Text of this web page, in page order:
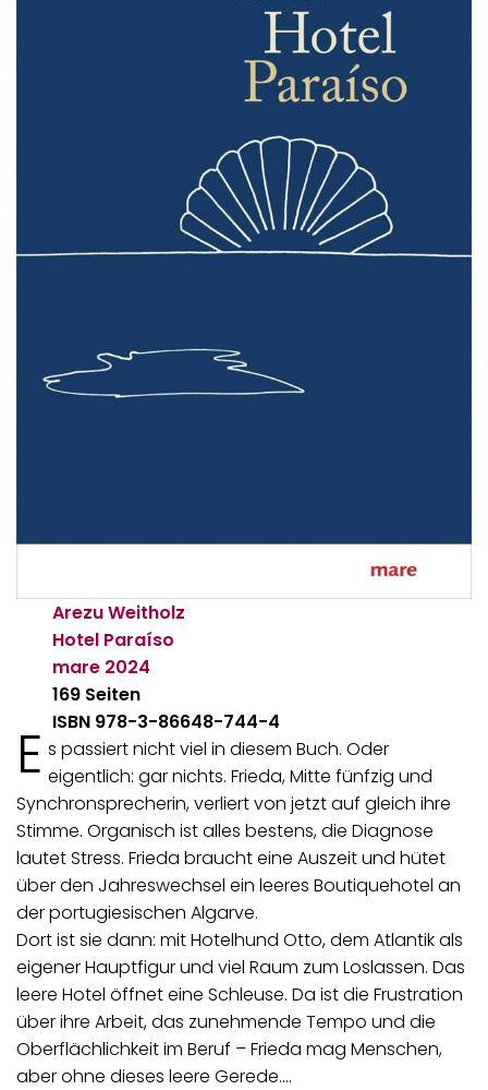
Arezu Weitholz
Hotel Paraíso
mare 2024
169 Seiten
ISBN 978-3-86648-744-4
E s passiert nicht viel in diesem Buch. Oder
eigentlich: gar nichts. Frieda, Mitte fünfzig und
Synchronsprecherin, verliert von jetzt auf gleich ihre
Stimme. Organisch ist alles bestens, die Diagnose
lautet Stress. Frieda braucht eine Auszeit und hütet
über den Jahreswechsel ein leeres Boutiquehotel an
der portugiesischen Algarve.
Dort ist sie dann: mit Hotelhund Otto, dem Atlantik als
eigener Hauptfigur und viel Raum zum Loslassen. Das
leere Hotel öffnet eine Schleuse. Da ist die Frustration
über ihre Arbeit, das zunehmende Tempo und die
Oberflächlichkeit im Beruf – Frieda mag Menschen,
aber ohne dieses leere Gerede.…